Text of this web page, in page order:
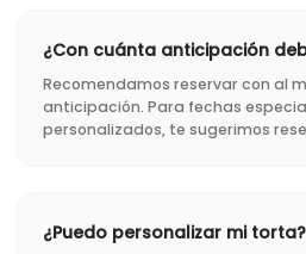
¿Con cuánta anticipación
Recomendamos reservar con al
anticipación. Para fechas
personalizados, te sugerimos
¿Puedo personalizar mi torta?